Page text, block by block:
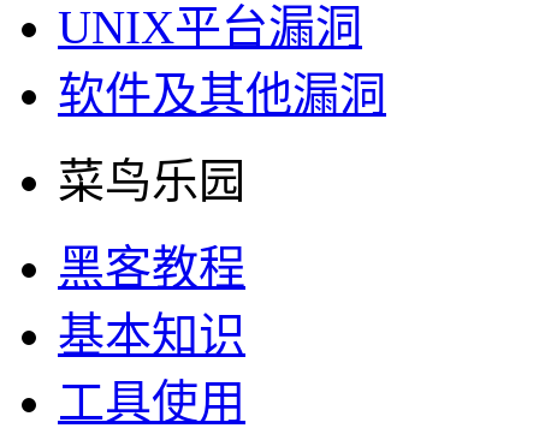
UNIX平台漏洞
软件及其他漏洞
菜鸟乐园
黑客教程
基本知识
工具使用